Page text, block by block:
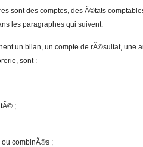
sont des comptes, des Ã©tats
les paragraphes qui suivent.
un bilan, un compte de rÃ©sultat, une
sont :
;
combinÃ©s ;